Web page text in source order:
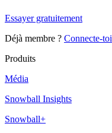
Essayer gratuitement
Déjà membre ? Connecte-toi
Produits
Média
Snowball Insights
Snowball+